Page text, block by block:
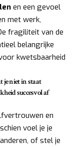
en een gevoel
met werk,
fragiliteit van de
belangrijke
kwetsbaarheid
je niet in staat
succesvol af
en
voel je je
of stel je